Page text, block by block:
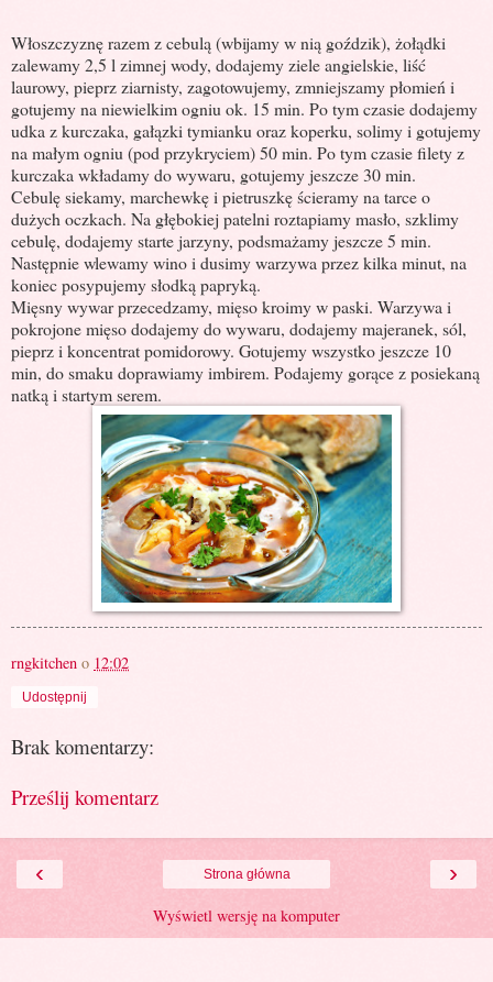
Włoszczyznę razem z cebulą (wbijamy w nią goździk), żołądki
zalewamy 2,5 l zimnej wody, dodajemy ziele angielskie, liść
laurowy, pieprz ziarnisty, zagotowujemy, zmniejszamy płomień i
gotujemy na niewielkim ogniu ok. 15 min. Po tym czasie dodajemy
udka z kurczaka, gałązki tymianku oraz koperku, solimy i gotujemy
na małym ogniu (pod przykryciem) 50 min. Po tym czasie filety z
kurczaka wkładamy do wywaru, gotujemy jeszcze 30 min.
Cebulę siekamy, marchewkę i pietruszkę ścieramy na tarce o
dużych oczkach. Na głębokiej patelni roztapiamy masło, szklimy
cebulę, dodajemy starte jarzyny, podsmażamy jeszcze 5 min.
Następnie wlewamy wino i dusimy warzywa przez kilka minut, na
koniec posypujemy słodką papryką.
Mięsny wywar przecedzamy, mięso kroimy w paski. Warzywa i
pokrojone mięso dodajemy do wywaru, dodajemy majeranek, sól,
pieprz i koncentrat pomidorowy. Gotujemy wszystko jeszcze 10
min, do smaku doprawiamy imbirem. Podajemy gorące z posiekaną
natką i startym serem.
rngkitchen o 12:02
Udostępnij
Brak komentarzy:
Prześlij komentarz
‹ ›
Strona główna
Wyświetl wersję na komputer